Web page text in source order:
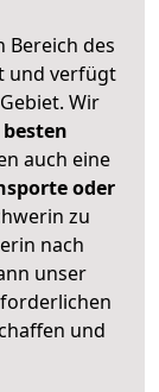
Bereich des
und verfügt
Wir
besten
auch eine
oder
zu
nach
unser
und